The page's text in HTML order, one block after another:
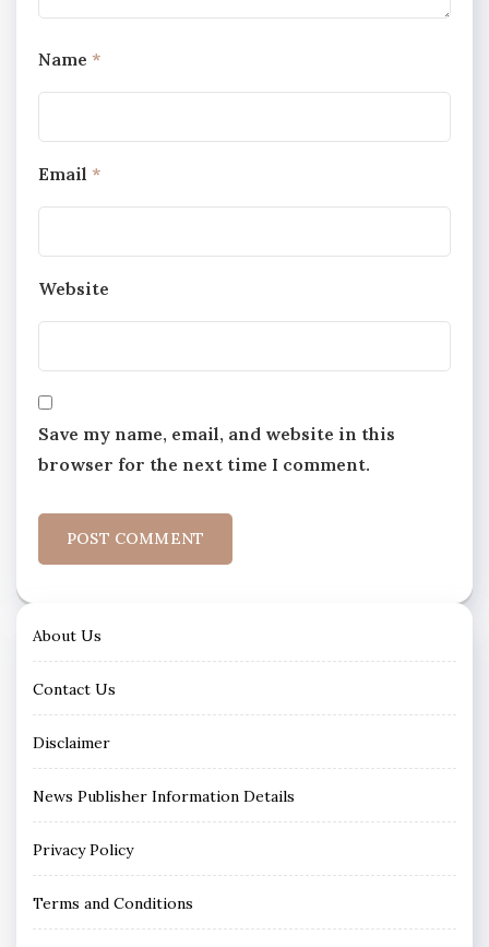
Name *
Email *
Website
Save my name, email, and website in this
browser for the next time I comment.
About Us
Contact Us
Disclaimer
News Publisher Information Details
Privacy Policy
Terms and Conditions